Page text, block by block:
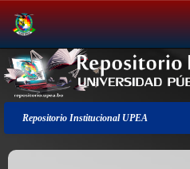
Salir
de
la
navegación
Repositorio Institucional UPEA